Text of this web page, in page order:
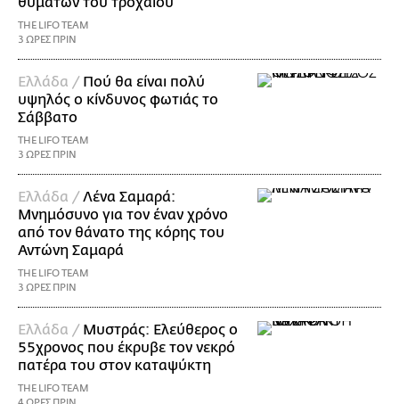
THE LIFO TEAM
3 ΩΡΕΣ ΠΡΙΝ
Ελλάδα / Πού θα είναι πολύ
υψηλός ο κίνδυνος φωτιάς το
Σάββατο
THE LIFO TEAM
3 ΩΡΕΣ ΠΡΙΝ
Ελλάδα /Λένα Σαμαρά:
Μνημόσυνο για τον έναν χρόνο
από τον θάνατο της κόρης του
Αντώνη Σαμαρά
THE LIFO TEAM
3 ΩΡΕΣ ΠΡΙΝ
Ελλάδα / Μυστράς: Ελεύθερος ο
55χρονος που έκρυβε τον νεκρό
πατέρα του στον καταψύκτη
THE LIFO TEAM